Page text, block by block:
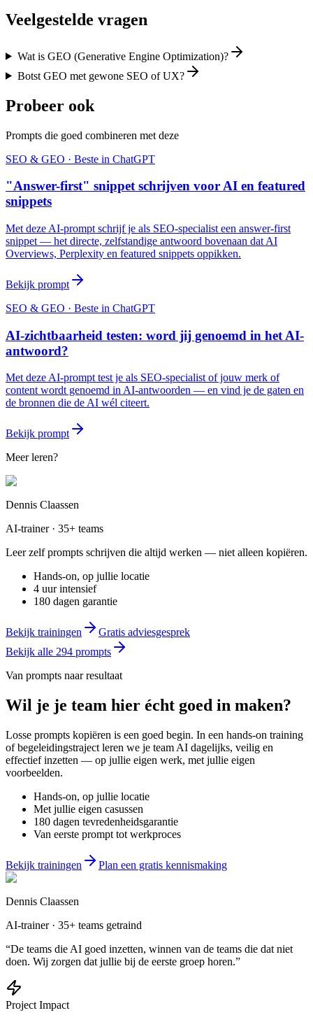
Veelgestelde vragen
Wat is GEO (Generative Engine Optimization)?
Botst GEO met gewone SEO of UX?
Probeer ook
Prompts die goed combineren met deze
SEO & GEO · Beste in ChatGPT
"Answer-first" snippet schrijven voor AI en featured
snippets
Met deze AI-prompt schrijf je als SEO-specialist een answer-first
snippet — het directe, zelfstandige antwoord bovenaan dat AI
Overviews, Perplexity en featured snippets oppikken.
Bekijk prompt
SEO & GEO · Beste in ChatGPT
AI-zichtbaarheid testen: word jij genoemd in het AI-
antwoord?
Met deze AI-prompt test je als SEO-specialist of jouw merk of
content wordt genoemd in AI-antwoorden — en vind je de gaten en
de bronnen die de AI wél citeert.
Bekijk prompt
Meer leren?
Dennis Claassen
AI-trainer · 35+ teams
Leer zelf prompts schrijven die altijd werken — niet alleen kopiëren.
Hands-on, op jullie locatie
4 uur intensief
180 dagen garantie
Bekijk trainingen
Gratis adviesgesprek
Bekijk alle 294 prompts
Van prompts naar resultaat
Wil je je team hier écht goed in maken?
Losse prompts kopiëren is een goed begin. In een hands-on training
of begeleidingstraject leren we je team AI dagelijks, veilig en
effectief inzetten — op jullie eigen werk, met jullie eigen
voorbeelden.
Hands-on, op jullie locatie
Met jullie eigen casussen
180 dagen tevredenheidsgarantie
Van eerste prompt tot werkproces
Bekijk trainingen Plan een gratis kennismaking
Dennis Claassen
AI-trainer · 35+ teams getraind
“De teams die AI goed inzetten, winnen van de teams die dat niet
doen. Wij zorgen dat jullie bij de eerste groep horen.”
Project Impact